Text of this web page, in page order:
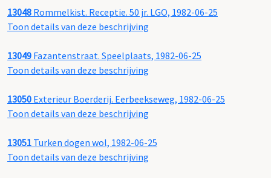
13048 Rommelkist. Receptie. 50 jr. LGO, 1982-06-25
Toon details van deze beschrijving
13049 Fazantenstraat. Speelplaats, 1982-06-25
Toon details van deze beschrijving
13050 Exterieur Boerderij. Eerbeekseweg, 1982-06-25
Toon details van deze beschrijving
13051 Turken dogen wol, 1982-06-25
Toon details van deze beschrijving